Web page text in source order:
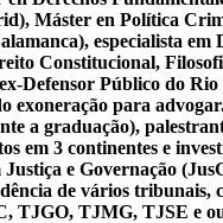
Máster en Política
especialista em
Constitucional,
Defensor Público do
exoneração para
a graduação),
em 3 continentes e
Justiça e Governação
de vários tribunais,
TJGO, TJMG, TJSE e